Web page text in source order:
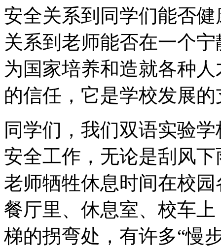
安全关系到同学们能否
关系到老师能否在一个
为国家培养和造就各种
的信任，它是学校发展
同学们，我们双语实验
安全工作，无论是刮风
老师牺牲休息时间在校
餐厅里、休息室、校车
梯的拐弯处，有许多“慢